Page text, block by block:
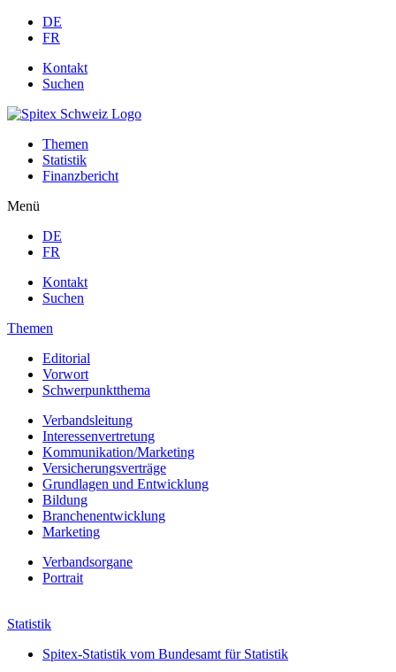
DE
FR
Kontakt
Suchen
Themen
Statistik
Finanzbericht
Menü
DE
FR
Kontakt
Suchen
Themen
Editorial
Vorwort
Schwerpunktthema
Verbandsleitung
Interessenvertretung
Kommunikation/Marketing
Versicherungsverträge
Grundlagen und Entwicklung
Bildung
Branchenentwicklung
Marketing
Verbands­organe
Portrait
Statistik
Spitex-Statistik vom Bundesamt für Statistik